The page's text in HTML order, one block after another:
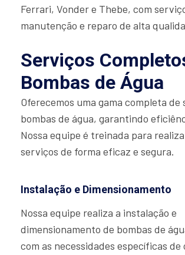
Ferrari, Vonder e Thebe, com
manutenção e reparo de alta
Serviços
Bombas de Água
Oferecemos uma gama completa de
bombas de água, garantindo
Nossa equipe é treinada para
serviços de forma eficaz e segura.
Instalação e Dimensionamento
Nossa equipe realiza a instalação e
dimensionamento de bombas de
com as necessidades específicas de